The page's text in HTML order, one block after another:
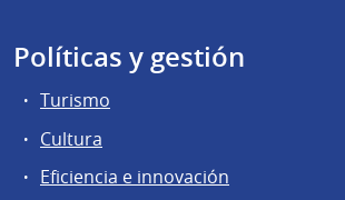
Políticas y gestión
Turismo
Cultura
Eficiencia e innovación